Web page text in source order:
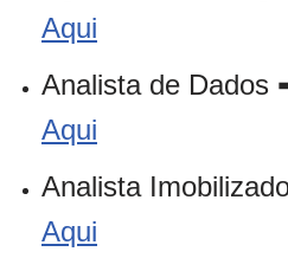
Aqui
Analista de Dados
Aqui
Analista
Aqui